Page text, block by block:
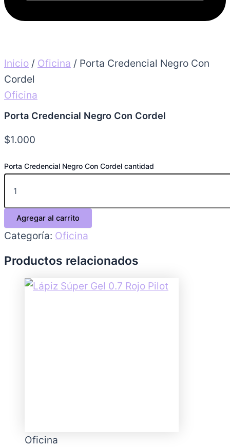
Inicio / Oficina / Porta Credencial Negro Con
Cordel
Oficina
Porta Credencial Negro Con Cordel
$1.000
Porta Credencial Negro Con Cordel cantidad
Agregar al carrito
Categoría: Oficina
Productos relacionados
Oficina